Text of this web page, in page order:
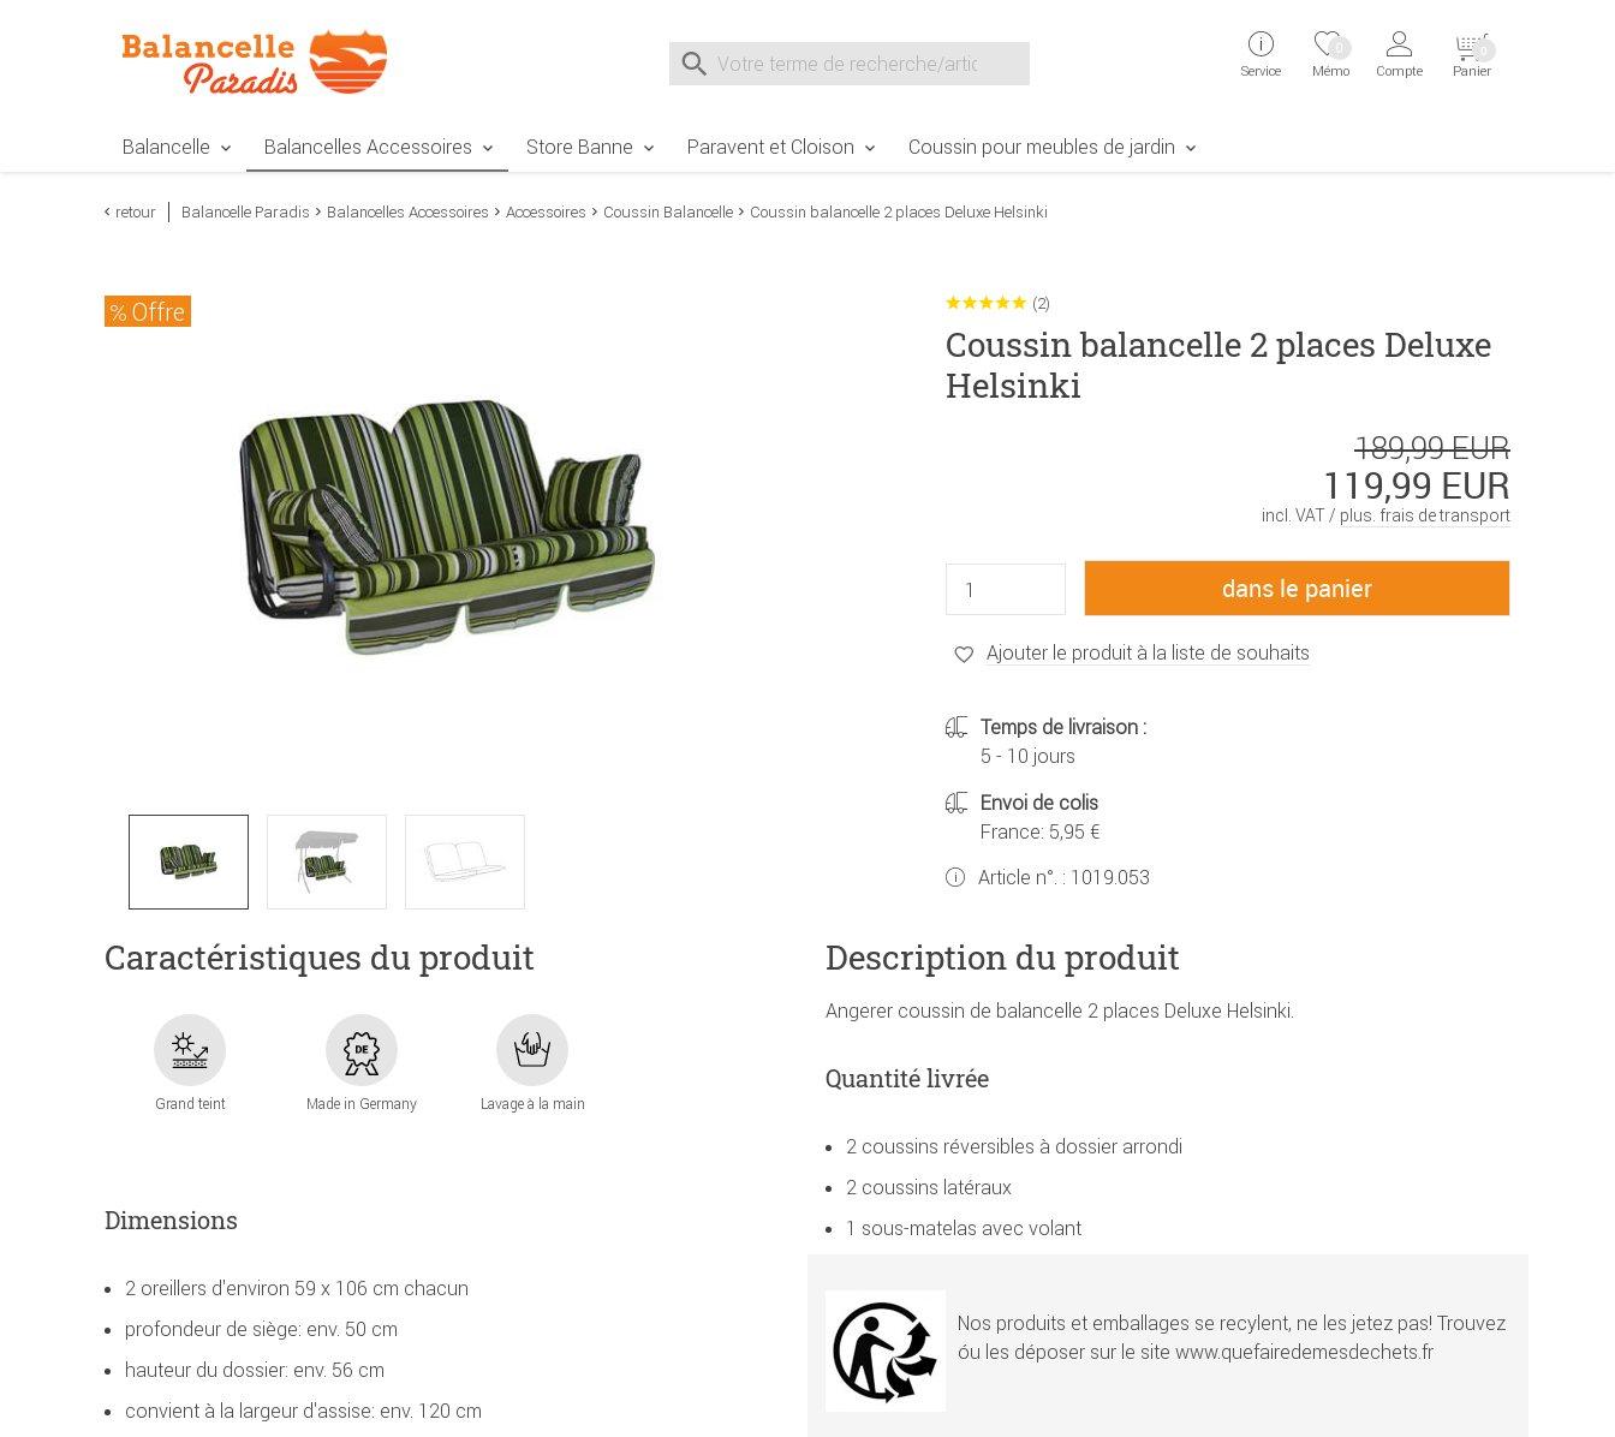
Suche nach
Service Mémo
0
Compte Panier
0
Balancelle Balancelles Accessoires Store Banne Paravent et Cloison Coussin pour meubles de jardin
retour Balancelle Paradis Balancelles Accessoires Accessoires Coussin Balancelle Coussin balancelle 2 places Deluxe Helsinki
Offre (2)
Coussin balancelle 2 places Deluxe
Helsinki
189,99 EUR
119,99 EUR
incl. VAT / plus. frais de transport
Ajouter le produit à la liste de souhaits
Temps de livraison :
5 - 10 jours
Envoi de colis
France: 5,95 €
Article n°. : 1019.053
Caractéristiques du produit
Grand teint Made in Germany Lavage à la main
Dimensions
2 oreillers d'environ 59 x 106 cm chacun
profondeur de siège: env. 50 cm
hauteur du dossier: env. 56 cm
convient à la largeur d'assise: env. 120 cm
Description du produit
Angerer coussin de balancelle 2 places Deluxe Helsinki.
Quantité livrée
2 coussins réversibles à dossier arrondi
2 coussins latéraux
1 sous-matelas avec volant
Nos produits et emballages se recylent, ne les jetez pas! Trouvez
óu les déposer sur le site www.quefairedemesdechets.fr